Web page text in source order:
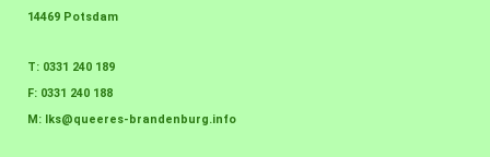
14469 Potsdam
T: 0331 240 189
F: 0331 240 188
M:
lks@queeres-brandenburg.info